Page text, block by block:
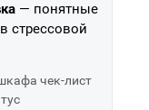
— понятные
стрессовой
чек-лист